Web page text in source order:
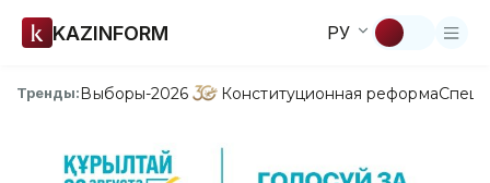
KAZINFORM РУ
Тренды:Выборы-2026 Конституционная реформа